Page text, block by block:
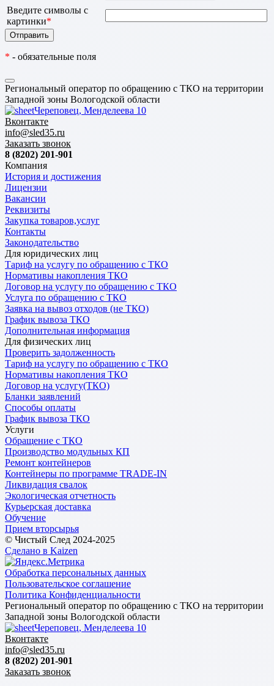
Введите символы с
картинки*
* - обязательные поля
Региональный оператор по обращению с ТКО на территории
Западной зоны Вологодской области
Череповец, Менделеева 10
Вконтакте
info@sled35.ru
Заказать звонок
8 (8202) 201-901
Компания
История и достижения
Лицензии
Вакансии
Реквизиты
Закупка товаров,услуг
Контакты
Законодательство
Для юридических лиц
Тариф на услугу по обращению с ТКО
Нормативы накопления ТКО
Договор на услугу по обращению с ТКО
Услуга по обращению с ТКО
Заявка на вывоз отходов (не ТКО)
График вывоза ТКО
Дополнительная информация
Для физических лиц
Проверить задолженность
Тариф на услугу по обращению с ТКО
Нормативы накопления ТКО
Договор на услугу(ТКО)
Бланки заявлений
Способы оплаты
График вывоза ТКО
Услуги
Обращение с ТКО
Производство модульных КП
Ремонт контейнеров
Контейнеры по программе TRADE-IN
Ликвидация свалок
Экологическая отчетность
Курьерская доставка
Обучение
Прием вторсырья
© Чистый След 2024-2025
Сделано в Kaizen
Обработка персональных данных
Пользовательское соглашение
Политика Конфиденциальности
Региональный оператор по обращению с ТКО на территории
Западной зоны Вологодской области
Череповец, Менделеева 10
Вконтакте
info@sled35.ru
8 (8202) 201-901
Заказать звонок